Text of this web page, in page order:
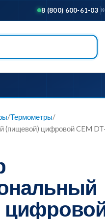
8 (800) 600-61-03
Термометры
(пищевой) цифровой CEM